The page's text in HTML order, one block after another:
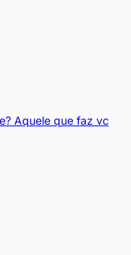
Aquele que faz vc